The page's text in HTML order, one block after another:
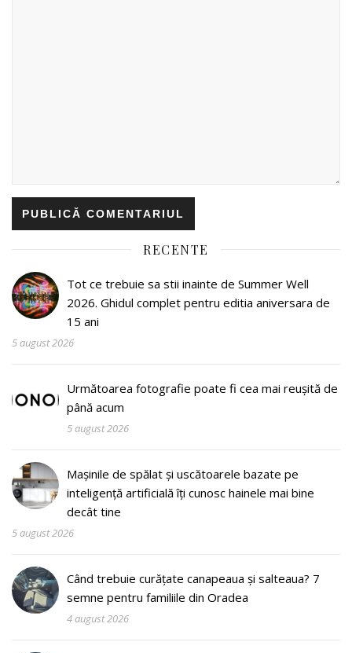
RECENTE
Tot ce trebuie sa stii inainte de Summer Well
2026. Ghidul complet pentru editia aniversara de
15 ani
5 august 2026
Următoarea fotografie poate fi cea mai reușită de
până acum
5 august 2026
Mașinile de spălat și uscătoarele bazate pe
inteligență artificială îți cunosc hainele mai bine
decât tine
5 august 2026
Când trebuie curățate canapeaua și salteaua? 7
semne pentru familiile din Oradea
4 august 2026